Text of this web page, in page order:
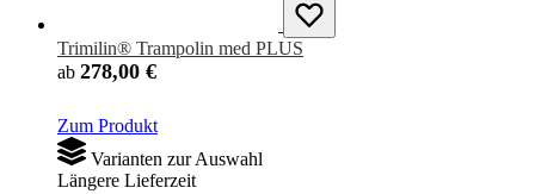
Trimilin® Trampolin med PLUS
ab 278,00 €
Zum Produkt
Varianten zur Auswahl
Längere Lieferzeit